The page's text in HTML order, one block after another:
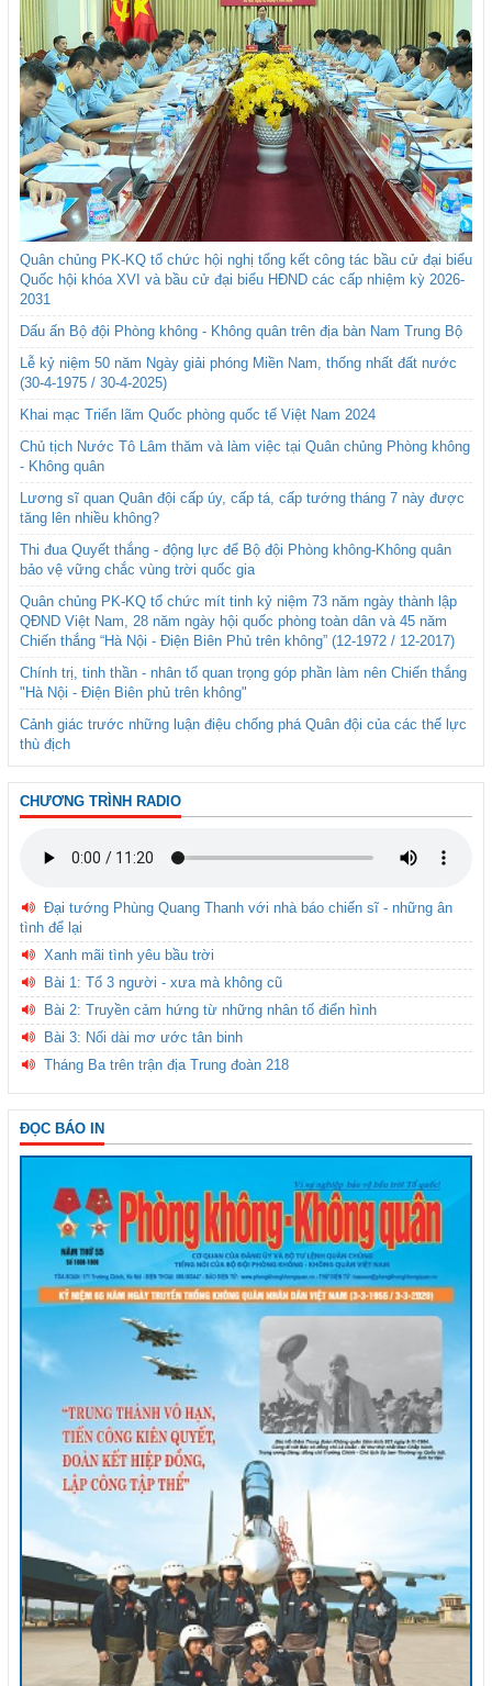
Quân chủng PK-KQ tổ chức hội nghị tổng kết công tác bầu cử đại biểu
Quốc hội khóa XVI và bầu cử đại biểu HĐND các cấp nhiệm kỳ 2026-
2031
Dấu ấn Bộ đội Phòng không - Không quân trên địa bàn Nam Trung Bộ
Lễ kỷ niệm 50 năm Ngày giải phóng Miền Nam, thống nhất đất nước
(30-4-1975 / 30-4-2025)
Khai mạc Triển lãm Quốc phòng quốc tế Việt Nam 2024
Chủ tịch Nước Tô Lâm thăm và làm việc tại Quân chủng Phòng không
- Không quân
Lương sĩ quan Quân đội cấp úy, cấp tá, cấp tướng tháng 7 này được
tăng lên nhiều không?
Thi đua Quyết thắng - động lực để Bộ đội Phòng không-Không quân
bảo vệ vững chắc vùng trời quốc gia
Quân chủng PK-KQ tổ chức mít tinh kỷ niệm 73 năm ngày thành lập
QĐND Việt Nam, 28 năm ngày hội quốc phòng toàn dân và 45 năm
Chiến thắng “Hà Nội - Điện Biên Phủ trên không” (12-1972 / 12-2017)
Chính trị, tinh thần - nhân tố quan trọng góp phần làm nên Chiến thắng
"Hà Nội - Điện Biên phủ trên không"
Cảnh giác trước những luận điệu chống phá Quân đội của các thế lực
thù địch
CHƯƠNG TRÌNH RADIO
Đại tướng Phùng Quang Thanh với nhà báo chiến sĩ - những ân
tình để lại
Xanh mãi tình yêu bầu trời
Bài 1: Tổ 3 người - xưa mà không cũ
Bài 2: Truyền cảm hứng từ những nhân tố điển hình
Bài 3: Nối dài mơ ước tân binh
Tháng Ba trên trận địa Trung đoàn 218
ĐỌC BÁO IN